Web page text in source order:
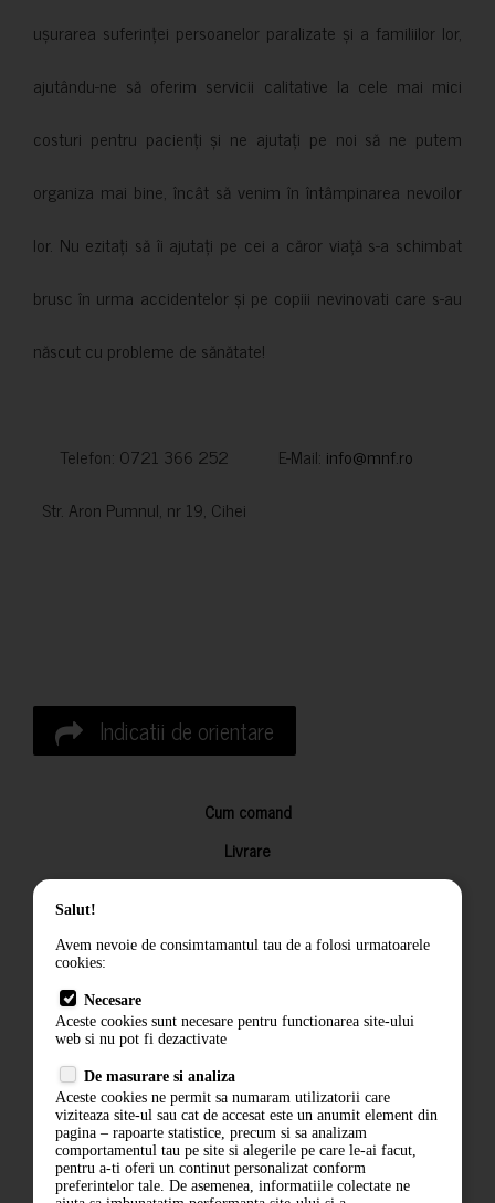
ușurarea suferinței persoanelor paralizate și a familiilor lor,
ajutându-ne să oferim servicii calitative la cele mai mici
costuri pentru pacienți și ne ajutați pe noi să ne putem
organiza mai bine, încât să venim în întâmpinarea nevoilor
lor. Nu ezitați să îi ajutați pe cei a căror viață s-a schimbat
brusc în urma accidentelor și pe copiii nevinovati care s-au
născut cu probleme de sănătate!
Telefon: 0721 366 252 E-Mail: info@mnf.ro
Str. Aron Pumnul, nr 19, Cihei
Indicatii de orientare
Cum comand
Livrare
Returnarea produselor
Termeni si conditii
Politica de confidentialitate
ANPC
Salut!
Avem nevoie de consimtamantul tau de a folosi urmatoarele
cookies:
Necesare
Aceste cookies sunt necesare pentru functionarea site-ului
web si nu pot fi dezactivate
De masurare si analiza
Aceste cookies ne permit sa numaram utilizatorii care
viziteaza site-ul sau cat de accesat este un anumit element din
pagina – rapoarte statistice, precum si sa analizam
comportamentul tau pe site si alegerile pe care le-ai facut,
pentru a-ti oferi un continut personalizat conform
preferintelor tale. De asemenea, informatiile colectate ne